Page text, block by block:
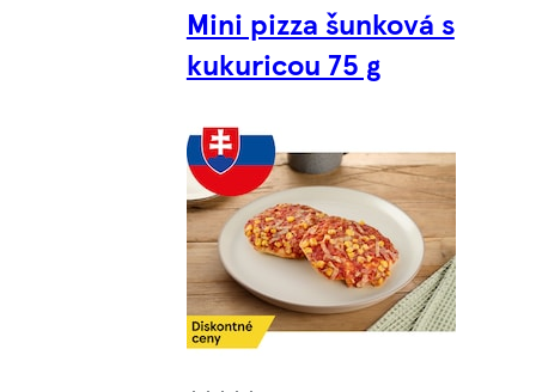
Mini pizza šunková s
kukuricou 75 g